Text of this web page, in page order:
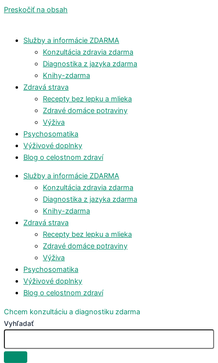
Preskočiť na obsah
Služby a informácie ZDARMA
Konzultácia zdravia zdarma
Diagnostika z jazyka zdarma
Knihy-zdarma
Zdravá strava
Recepty bez lepku a mlieka
Zdravé domáce potraviny
Výživa
Psychosomatika
Výživové doplnky
Blog o celostnom zdraví
Služby a informácie ZDARMA
Konzultácia zdravia zdarma
Diagnostika z jazyka zdarma
Knihy-zdarma
Zdravá strava
Recepty bez lepku a mlieka
Zdravé domáce potraviny
Výživa
Psychosomatika
Výživové doplnky
Blog o celostnom zdraví
Chcem konzultáciu a diagnostiku zdarma
Vyhľadať